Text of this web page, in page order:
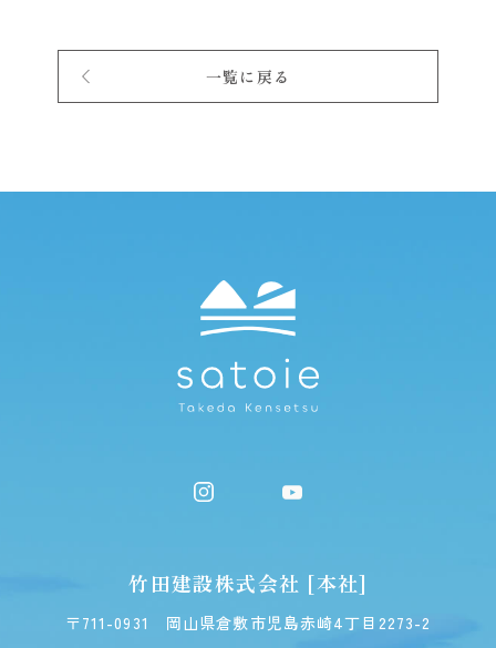
一覧に戻る
竹田建設株式会社 [本社]
〒711-0931 岡山県倉敷市児島赤崎4丁目2273-2